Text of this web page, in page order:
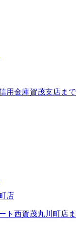
用金庫賀茂支店まで
ト西賀茂丸川町店ま